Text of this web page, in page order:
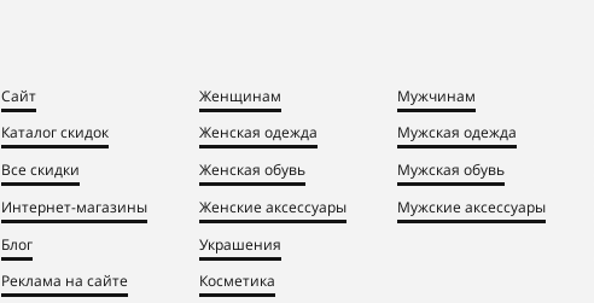
Сайт
Каталог скидок
Все скидки
Интернет-магазины
Блог
Реклама на сайте
Женщинам
Женская одежда
Женская обувь
Женские аксессуары
Украшения
Косметика
Мужчинам
Мужская одежда
Мужская обувь
Мужские аксессуары